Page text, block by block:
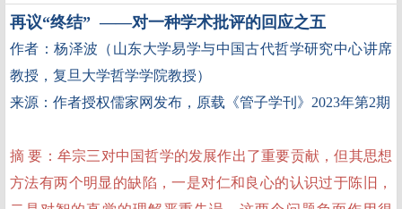
再议“终结” ——对一种学术批评的回应之五
作者：杨泽波（山东大学易学与中国古代哲学研究中心讲席
教授，复旦大学哲学学院教授）
来源：作者授权儒家网发布，原载《管子学刊》2023年第2期
摘 要：牟宗三对中国哲学的发展作出了重要贡献，但其思想
方法有两个明显的缺陷，一是对仁和良心的认识过于陈旧，